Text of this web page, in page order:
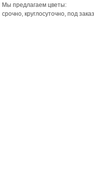
Мы предлагаем цветы:
срочно, круглосуточно, под